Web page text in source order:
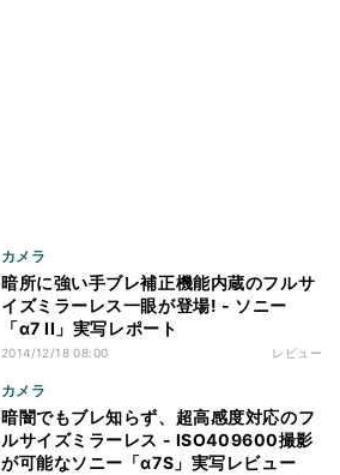
カメラ
暗所に強い手ブレ補正機能内蔵のフルサ
イズミラーレス一眼が登場! - ソニー
「α7 II」実写レポート
2014/12/18 08:00 レビュー
カメラ
暗闇でもブレ知らず、超高感度対応のフ
ルサイズミラーレス - ISO409600撮影
が可能なソニー「α7S」実写レビュー